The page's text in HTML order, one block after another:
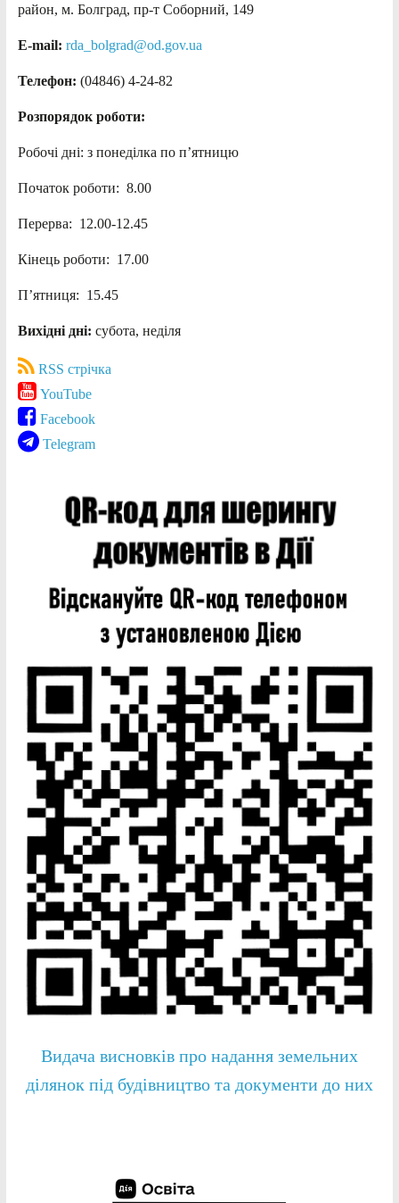
район, м. Болград, пр-т Соборний, 149
E-mail: rda_bolgrad@od.gov.ua
Телефон: (04846) 4-24-82
Розпорядок роботи:
Робочі дні: з понеділка по п’ятницю
Початок роботи: 8.00
Перерва: 12.00-12.45
Кінець роботи: 17.00
П’ятниця: 15.45
Вихідні дні: субота, неділя
RSS стрічка
YouTube
Facebook
Telegram
Видача висновків про надання земельних
ділянок під будівництво та документи до них